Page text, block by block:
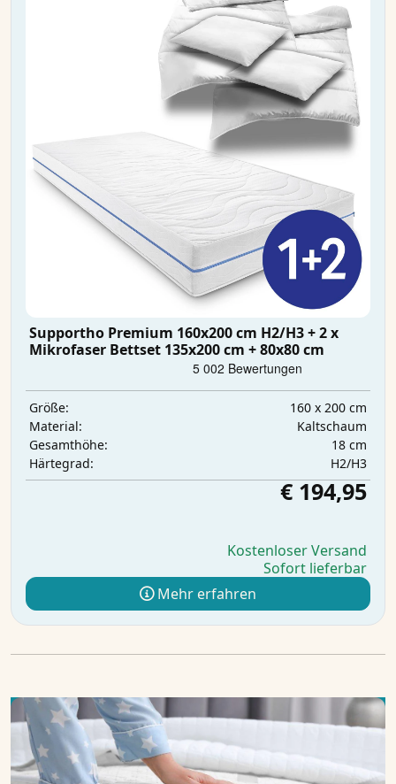
Supportho Premium 160x200 cm H2/H3 + 2 x
Mikrofaser Bettset 135x200 cm + 80x80 cm
Größe:
160 x 200 cm
Material:
Kaltschaum
Gesamthöhe:
18 cm
Härtegrad:
H2/H3
€ 194,95
Kostenloser Versand
Sofort lieferbar
Mehr erfahren